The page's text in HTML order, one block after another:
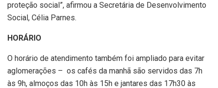
proteção social”, afirmou a Secretária de Desenvolvimento
Social, Célia Parnes.
HORÁRIO
O horário de atendimento também foi ampliado para evitar
aglomerações – os cafés da manhã são servidos das 7h
às 9h, almoços das 10h às 15h e jantares das 17h30 às